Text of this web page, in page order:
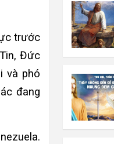
trước
Đức
và phó
đang